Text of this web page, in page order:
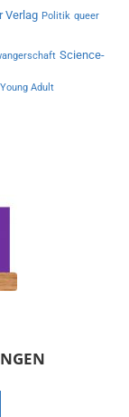
Verlag Politik queer
Science-
Young Adult